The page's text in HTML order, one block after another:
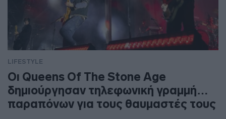
LIFESTYLE
Οι Queens Of The Stone Age
δημιούργησαν τηλεφωνική γραμμή…
παραπόνων για τους θαυμαστές τους